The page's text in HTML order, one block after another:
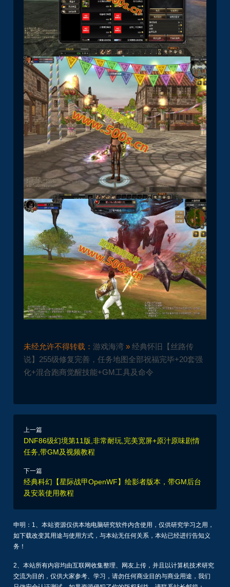
未经允许不得转载：游戏海湾 »经典怀旧【丝路传
说】255级修复完善，任务地图全部祝福完毕+20套强
化+混合跑商觉醒技能+GM工具及命令
上一篇
DNF86级幻境第11版,非常耐玩,完美宽屏+原汁原味剧情
任务,带GM及视频教程
下一篇
经典科幻【星际战甲OpenWF】绘影者版本，带GM后台
及安装使用教程
申明：1、本站资源仅供本地电脑研究软件内含使用，仅供研究学习之用，
如下载改变其用途与使用方式，与本站无任何关系，本站已经进行告知义
务！
2、本站所有内容均由互联网收集整理、网友上传，并且以计算机技术研究
交流为目的，仅供大家参考、学习，请勿任何商业目的与商业用途，我们